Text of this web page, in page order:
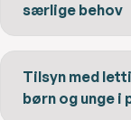
særlige behov
Tilsyn med
børn og unge i